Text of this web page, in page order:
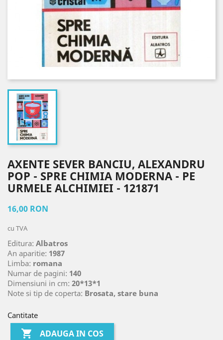
AXENTE SEVER BANCIU, ALEXANDRU
POP - SPRE CHIMIA MODERNA - PE
URMELE ALCHIMIEI - 121871
16,00 RON
cu TVA
Editura: Albatros
An aparitie: 1987
Limba: romana
Numar de pagini: 140
Dimensiuni in cm: 20*13*1
Note si tip de coperta: Brosata, stare buna
Cantitate
 ADAUGA IN COS